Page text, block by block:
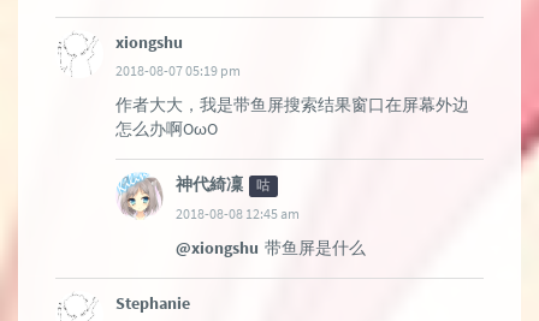
xiongshu
2018-08-07 05:19 pm
作者大大，我是带鱼屏搜索结果窗口在屏幕外边
怎么办啊OωO
神代綺凜 咕
2018-08-08 12:45 am
@xiongshu 带鱼屏是什么
Stephanie